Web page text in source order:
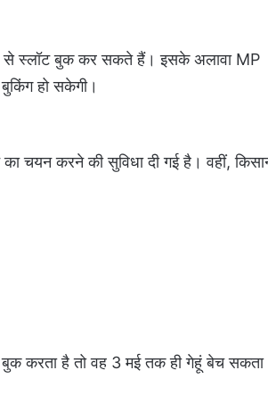
से स्लॉट बुक कर सकते हैं। इसके अलावा MP
हो सकेगी।
का चयन करने की सुविधा दी गई है। वहीं,
बुक करता है तो वह 3 मई तक ही गेहूं बेच सकता